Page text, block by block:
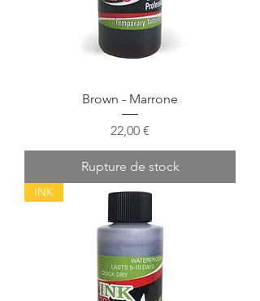
Brown - Marrone
Prix
22,00 €
Rupture de stock
INK